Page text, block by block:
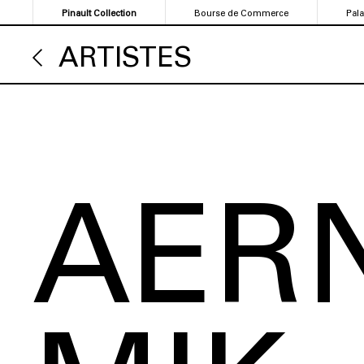
au
contenu
principal
Pinault Collection Bourse de Commerce
ARTISTES